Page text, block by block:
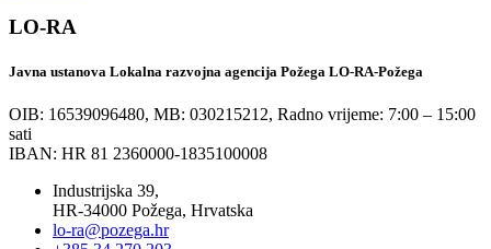
LO-RA
Javna ustanova Lokalna razvojna agencija Požega LO-RA-Požega
OIB: 16539096480, MB: 030215212, Radno vrijeme: 7:00 – 15:00
sati
IBAN: HR 81 2360000-1835100008
Industrijska 39,
HR-34000 Požega, Hrvatska
lo-ra@pozega.hr